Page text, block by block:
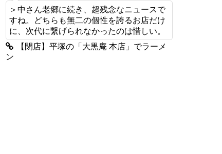
＞中さん老郷に続き、超残念なニュースで
すね。どちらも無二の個性を誇るお店だけ
に、次代に繋げられなかったのは惜しい。
【閉店】平塚の「大黒庵 本店」でラーメ
ン